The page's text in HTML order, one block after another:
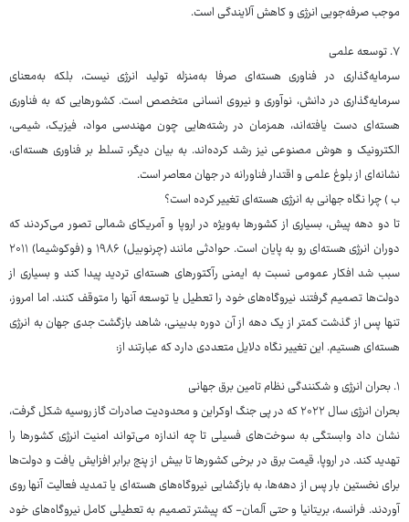
موجب صرفه‌جویی انرژی و کاهش آلایندگی است.
۷. توسعه‌ علمی
سرمایه‌گذاری در فناوری هسته‌ای صرفا به‌منزله تولید انرژی نیست، بلکه به‌معنای
سرمایه‌گذاری در دانش، نوآوری و نیروی انسانی متخصص است. کشورهایی که به فناوری
هسته‌ای دست یافته‌اند، همزمان در رشته‌هایی چون مهندسی مواد، فیزیک، شیمی،
الکترونیک و هوش مصنوعی نیز رشد کرده‌اند. به بیان دیگر، تسلط بر فناوری هسته‌ای،
نشانه‌ای از بلوغ علمی و اقتدار فناورانه در جهان معاصر است.
ب ) چرا نگاه جهانی به انرژی هسته‌ای تغییر کرده است؟
تا دو دهه پیش، بسیاری از کشورها به‌ویژه در اروپا و آمریکای شمالی تصور می‌کردند که
دوران انرژی هسته‌ای رو به پایان است. حوادثی مانند (چرنوبیل) ۱۹۸۶ و (فوکوشیما) ۲۰۱۱
سبب شد افکار عمومی نسبت به ایمنی رآکتورهای هسته‌ای تردید پیدا کند و بسیاری از
دولت‌ها تصمیم گرفتند نیروگاه‌های خود را تعطیل یا توسعه آنها را متوقف کنند. اما امروز،
تنها پس از گذشت کمتر از یک دهه از آن دوره بدبینی، شاهد بازگشت جدی جهان به انرژی
هسته‌ای هستیم. این تغییر نگاه دلایل متعددی دارد که عبارتند از:
۱. بحران انرژی و شکنندگی نظام تامین برق جهانی
بحران انرژی سال ۲۰۲۲ که در پی جنگ اوکراین و محدودیت صادرات گاز روسیه شکل گرفت،
نشان داد وابستگی به سوخت‌های فسیلی تا چه اندازه می‌تواند امنیت انرژی کشورها را
تهدید کند. در اروپا، قیمت برق در برخی کشورها تا بیش از پنج برابر افزایش یافت و دولت‌ها
برای نخستین بار پس از دهه‌ها، به بازگشایی نیروگاه‌های هسته‌ای یا تمدید فعالیت آنها روی
آوردند. فرانسه، بریتانیا و حتی آلمان- که پیشتر تصمیم به تعطیلی کامل نیروگاه‌های خود